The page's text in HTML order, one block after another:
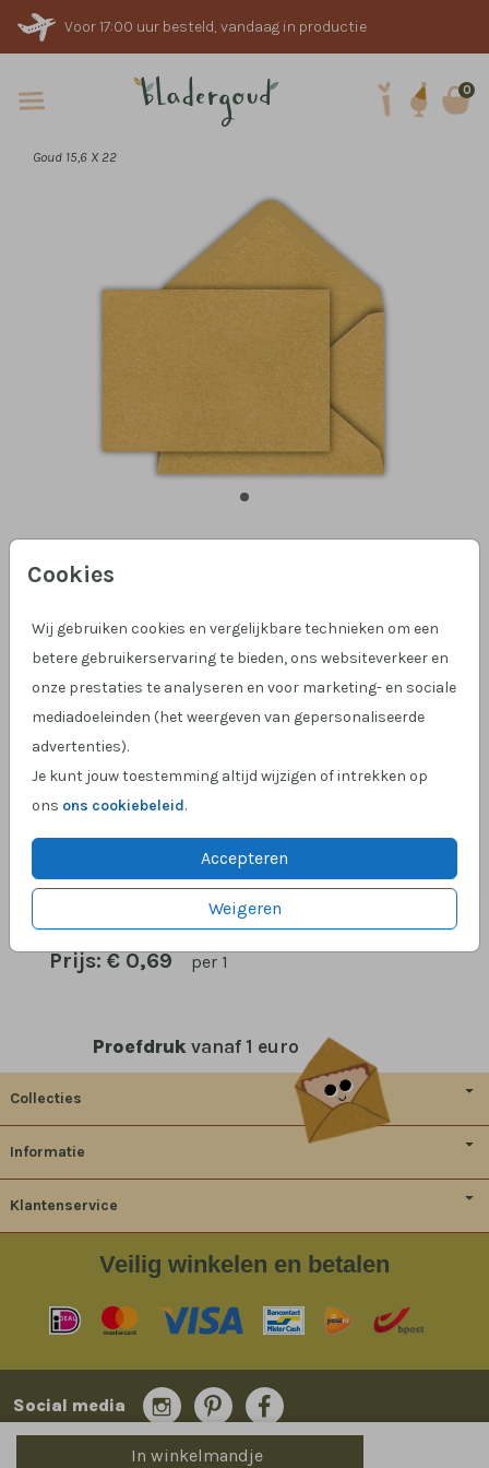
Voor 17:00 uur besteld, vandaag in productie
0
Cookies
Wij gebruiken cookies en vergelijkbare technieken om een
betere gebruikerservaring te bieden, ons websiteverkeer en
onze prestaties te analyseren en voor marketing- en sociale
mediadoeleinden (het weergeven van gepersonaliseerde
advertenties).
Je kunt jouw toestemming altijd wijzigen of intrekken op
ons ons cookiebeleid.
Accepteren
Weigeren
Goud 15,6 X 22
Goud 15,6 X 22
Aantal x 1 Prijs:€ 0,69
In winkelmandje
Hulp nodig?
Klantcijfer 4,9 op Google!
OMSCHRIJVING
Prijs:€ 0,69 per 1
Proefdruk vanaf 1 euro
Collecties
Informatie
Klantenservice
Veilig winkelen en betalen
Social media
© 2014-2026 Bladergoud